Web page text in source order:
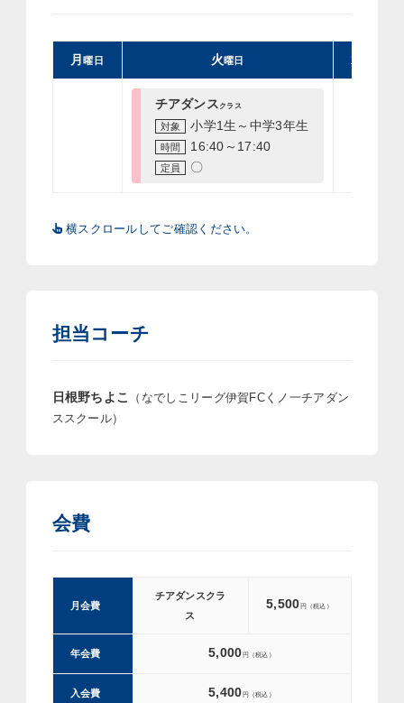
月 火 水
チアダンス
小学1生～中学3年生
16:40～17:40
〇
横スクロールしてご確認ください。
担当コーチ
日根野ちよこ
（なでしこリーグ伊賀FCくノ一チアダン
ススクール）
会費
月会費
チアダンスクラ
ス
5,500
年会費 5,000
入会費 5,400